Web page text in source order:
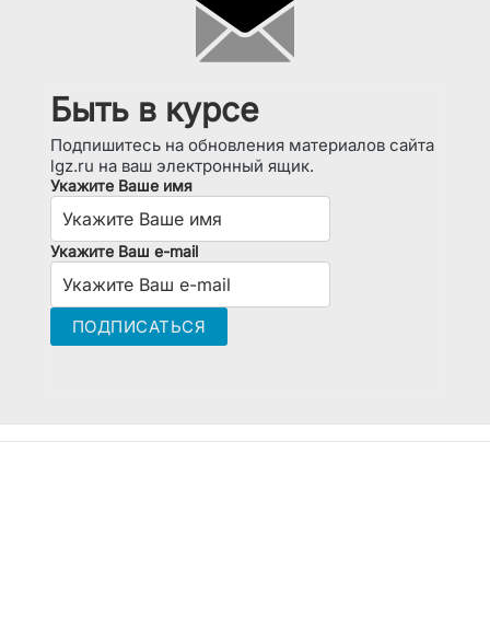
Быть в курсе
Подпишитесь на обновления материалов сайта
lgz.ru на ваш электронный ящик.
Укажите Ваше имя
Укажите Ваш e-mail